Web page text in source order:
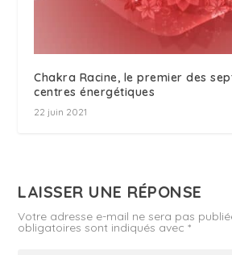
Chakra Racine, le premier des
centres énergétiques
22 juin 2021
LAISSER UNE RÉPONSE
Votre adresse e-mail ne sera pas
obligatoires sont indiqués avec*